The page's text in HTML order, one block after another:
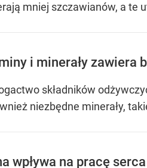
mniej szczawianów, a te
i minerały zawiera
składników
niezbędne minerały,
wpływa na pracę